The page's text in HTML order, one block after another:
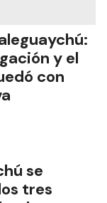
y el
con
se
tres